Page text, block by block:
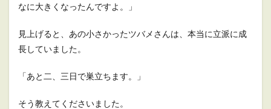
なに大きくなったんですよ。」
見上げると、あの小さかったツバメさんは、本当に立派に成
長していました。
「あと二、三日で巣立ちます。」
そう教えてくださいました。